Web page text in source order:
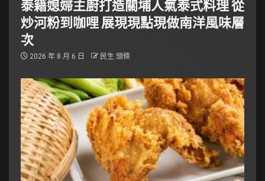
泰籍媳婦主廚打造關埔人氣泰式料理 從
炒河粉到咖哩 展現現點現做南洋風味層
次
2026 年 8 月 6 日 民生 頭條